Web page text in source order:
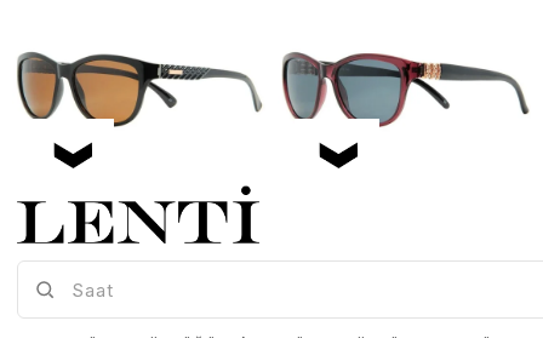
Mia-Maria-OF127-C2-56 Mia-Maria-OF126-C3-56